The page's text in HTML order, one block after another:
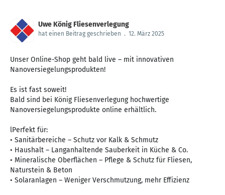
Uwe König Fliesenverlegung
hat einen Beitrag geschrieben . 12. März 2025
Unser Online-Shop geht bald live – mit innovativen
Nanoversiegelungsprodukten!
Es ist fast soweit!
Bald sind bei König Fliesenverlegung hochwertige
Nanoversiegelungsprodukte online erhältlich.
lPerfekt für:
• Sanitärbereiche – Schutz vor Kalk & Schmutz
• Haushalt – Langanhaltende Sauberkeit in Küche & Co.
• Mineralische Oberflächen – Pflege & Schutz für Fliesen,
Naturstein & Beton
• Solaranlagen – Weniger Verschmutzung, mehr Effizienz